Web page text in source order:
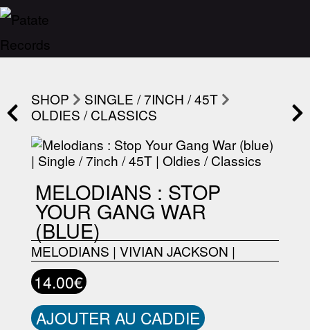
SHOP
SINGLE / 7INCH / 45T
OLDIES / CLASSICS
MELODIANS : STOP
YOUR GANG WAR
(BLUE)
MELODIANS | VIVIAN JACKSON |
14.00€
AJOUTER AU CADDIE